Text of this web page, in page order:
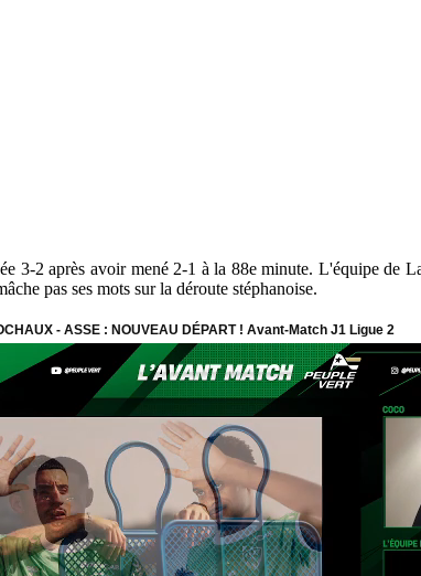
3-2 après avoir mené 2-1 à la 88e minute. L'équipe de
pas ses mots sur la déroute stéphanoise.